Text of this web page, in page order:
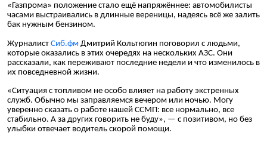
«Газпрома» положение стало ещё напряжённее: автомобилисты
часами выстраивались в длинные вереницы, надеясь всё же залить
бак нужным бензином.
Журналист Сиб.фм Дмитрий Кольтюгин поговорил с людьми,
которые оказались в этих очередях на нескольких АЗС. Они
рассказали, как переживают последние недели и что изменилось в
их повседневной жизни.
«Ситуация с топливом не особо влияет на работу экстренных
служб. Обычно мы заправляемся вечером или ночью. Могу
уверенно сказать о работе нашей ССМП: все нормально, все
стабильно. А за других говорить не буду», — с позитивом, но без
улыбки отвечает водитель скорой помощи.